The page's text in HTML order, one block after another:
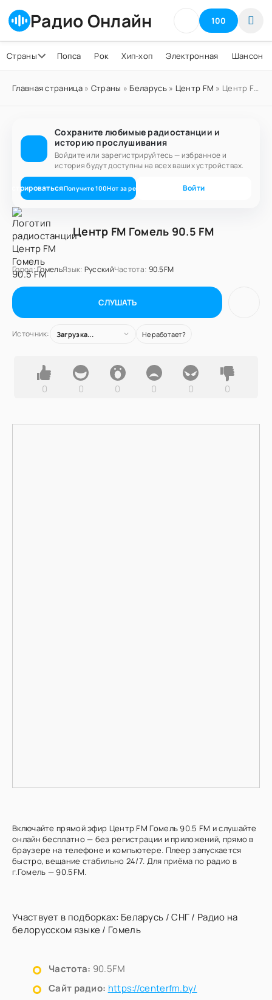
Радио Онлайн 100
Страны Попса Рок Хип-хоп Электронная Шансон
Главная страница» Страны » Беларусь» Центр FM » Центр FM Гомель 90.5 FM
Сохраните любимые радиостанции и
историю прослушивания
Войдите или зарегистрируйтесь — избранное и
история будут доступны на всех ваших устройствах.
Получите100Нот за регистрацию Войти
Центр FM Гомель 90.5 FM
Город:ГомельЯзык: РусскийЧастота: 90.5FM
СЛУШАТЬ
Источник: Загрузка... Не работает?
0 0 0 0 0 0
Включайте прямой эфир Центр FM Гомель 90.5 FM и слушайте
онлайн бесплатно — без регистрации и приложений, прямо в
браузере на телефоне и компьютере. Плеер запускается
быстро, вещание стабильно 24/7. Для приёма по радио в
г.Гомель — 90.5FM.
Участвует в подборках: Беларусь /СНГ/ Радио на
белорусском языке/ Гомель
Частота: 90.5FM
Сайт радио: https://centerfm.by/